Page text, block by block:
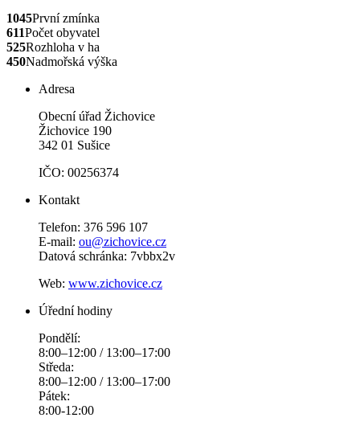
1045První zmínka
611Počet obyvatel
525Rozhloha v ha
450Nadmořská výška
Adresa
Obecní úřad Žichovice
Žichovice 190
342 01 Sušice
IČO: 00256374
Kontakt
Telefon: 376 596 107
E-mail: ou@zichovice.cz
Datová schránka: 7vbbx2v
Web: www.zichovice.cz
Úřední hodiny
Pondělí:
8:00–12:00 / 13:00–17:00
Středa:
8:00–12:00 / 13:00–17:00
Pátek:
8:00-12:00